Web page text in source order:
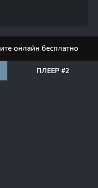
онлайн бесплатно
ПЛЕЕР #2